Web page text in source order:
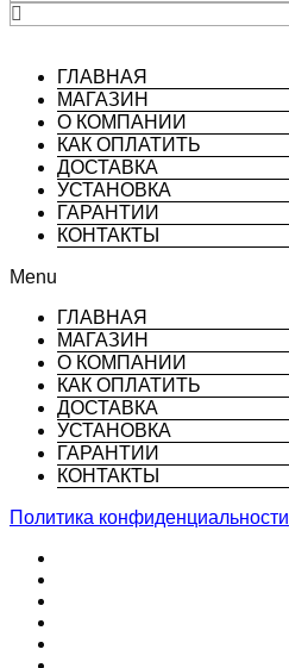
ГЛАВНАЯ
МАГАЗИН
О КОМПАНИИ
КАК ОПЛАТИТЬ
ДОСТАВКА
УСТАНОВКА
ГАРАНТИИ
КОНТАКТЫ
Menu
ГЛАВНАЯ
МАГАЗИН
О КОМПАНИИ
КАК ОПЛАТИТЬ
ДОСТАВКА
УСТАНОВКА
ГАРАНТИИ
КОНТАКТЫ
Политика конфиденциальности